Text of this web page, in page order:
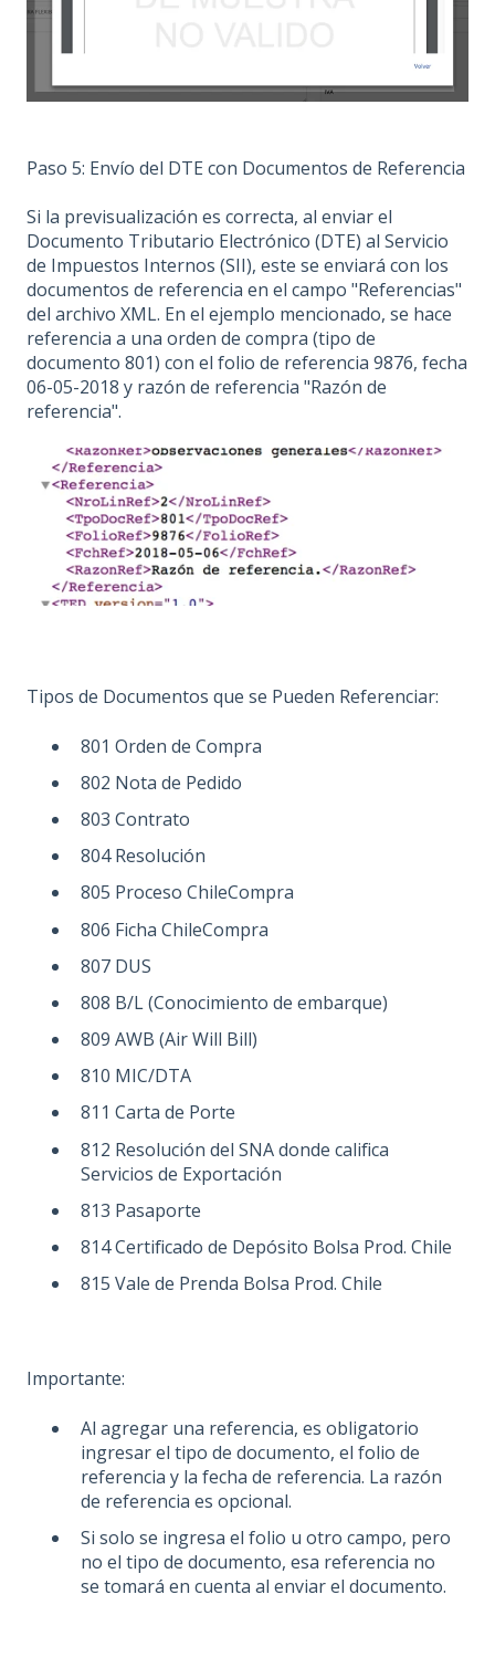
Paso 5: Envío del DTE con Documentos de Referencia
Si la previsualización es correcta, al enviar el
Documento Tributario Electrónico (DTE) al Servicio
de Impuestos Internos (SII), este se enviará con los
documentos de referencia en el campo "Referencias"
del archivo XML. En el ejemplo mencionado, se hace
referencia a una orden de compra (tipo de
documento 801) con el folio de referencia 9876, fecha
06-05-2018 y razón de referencia "Razón de
referencia".
Tipos de Documentos que se Pueden Referenciar:
801 Orden de Compra
802 Nota de Pedido
803 Contrato
804 Resolución
805 Proceso ChileCompra
806 Ficha ChileCompra
807 DUS
808 B/L (Conocimiento de embarque)
809 AWB (Air Will Bill)
810 MIC/DTA
811 Carta de Porte
812 Resolución del SNA donde califica
Servicios de Exportación
813 Pasaporte
814 Certificado de Depósito Bolsa Prod. Chile
815 Vale de Prenda Bolsa Prod. Chile
Importante:
Al agregar una referencia, es obligatorio
ingresar el tipo de documento, el folio de
referencia y la fecha de referencia. La razón
de referencia es opcional.
Si solo se ingresa el folio u otro campo, pero
no el tipo de documento, esa referencia no
se tomará en cuenta al enviar el documento.